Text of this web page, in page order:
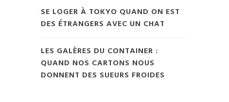
SE LOGER À TOKYO QUAND ON EST
DES ÉTRANGERS AVEC UN CHAT
LES GALÈRES DU CONTAINER :
QUAND NOS CARTONS NOUS
DONNENT DES SUEURS FROIDES